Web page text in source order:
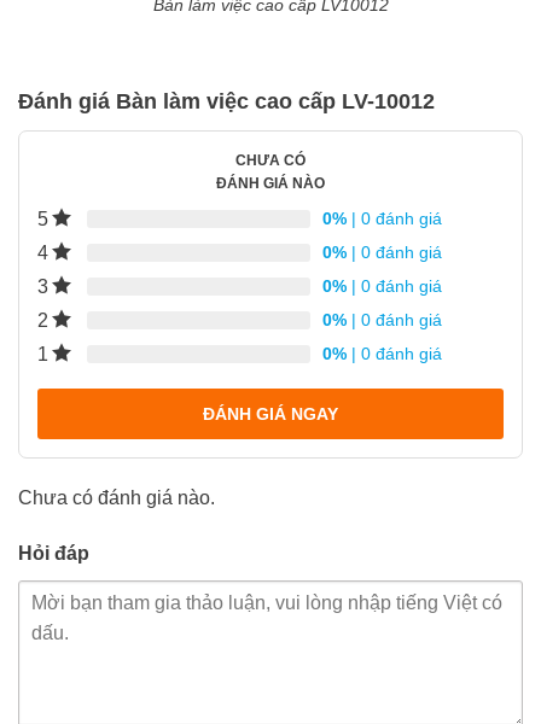
Bàn làm việc cao cấp LV10012
Đánh giá Bàn làm việc cao cấp LV-10012
CHƯA CÓ
ĐÁNH GIÁ NÀO
5 0% | 0 đánh giá
4 0% | 0 đánh giá
3 0% | 0 đánh giá
2 0% | 0 đánh giá
1 0% | 0 đánh giá
ĐÁNH GIÁ NGAY
Chưa có đánh giá nào.
Hỏi đáp